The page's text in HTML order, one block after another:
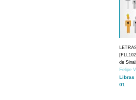
de
Felipe
Libras
01